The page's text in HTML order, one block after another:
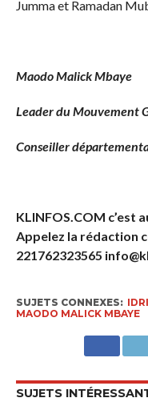
Jumma et Ramadan
Maodo Malick Mbaye
Leader du Mouvement
Conseiller
KLINFOS.COM c’est
Appelez la rédaction
221762323565
SUJETS CONNEXES:
MAODO MALICK MBAYE
SUJETS